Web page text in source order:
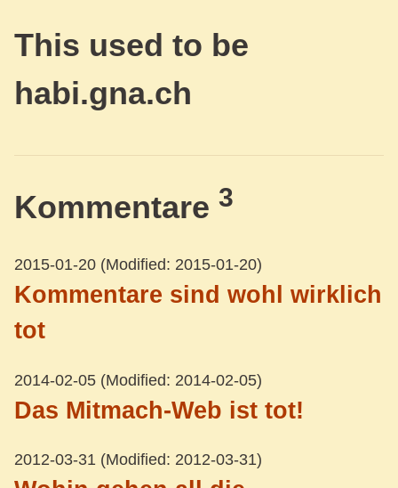
This used to be
habi.gna.ch
Kommentare 3
2015-01-20 (Modified: 2015-01-20)
Kommentare sind wohl wirklich
tot
2014-02-05 (Modified: 2014-02-05)
Das Mitmach-Web ist tot!
2012-03-31 (Modified: 2012-03-31)